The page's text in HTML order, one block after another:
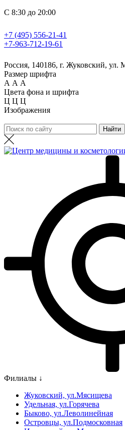
С 8:30 до 20:00
+7 (495) 556-21-41
+7-963-712-19-61
Россия, 140186, г. Жуковский, ул.
Размер шрифта
А А А
Цвета фона и шрифта
Ц Ц Ц
Изображения
Филиалы ↓
Жуковский, ул.Мясищева
Удельная, ул.Горячева
Быково, ул.Леволинейная
Островцы, ул.Подмосковная